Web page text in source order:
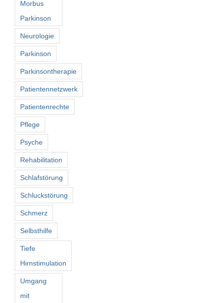
Morbus
Parkinson
Neurologie
Parkinson
Parkinsontherapie
Patientennetzwerk
Patientenrechte
Pflege
Psyche
Rehabilitation
Schlafstörung
Schluckstörung
Schmerz
Selbsthilfe
Tiefe
Hirnstimulation
Umgang
mit